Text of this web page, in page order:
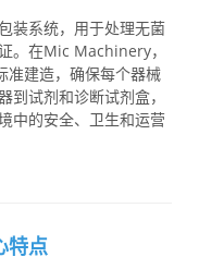
装系统，用于处理无菌
。在Mic Machinery，
准建造，确保每个器械
试剂和诊断试剂盒，
中的安全、卫生和运营
特点